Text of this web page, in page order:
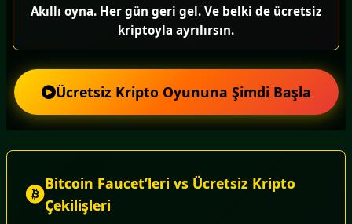
Akıllı oyna. Her gün geri gel. Ve belki de ücretsiz
kriptoyla ayrılırsın.
Ücretsiz Kripto Oyununa Şimdi Başla
Bitcoin Faucet’leri vs Ücretsiz Kripto
Çekilişleri